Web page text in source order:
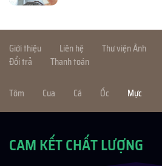
Giới thiệu Liên hệ Thư viện Ảnh
Đổi trả
Thanh toán
Tôm Cua Cá Ốc Mực
CAM KẾT CHẤT LƯỢNG